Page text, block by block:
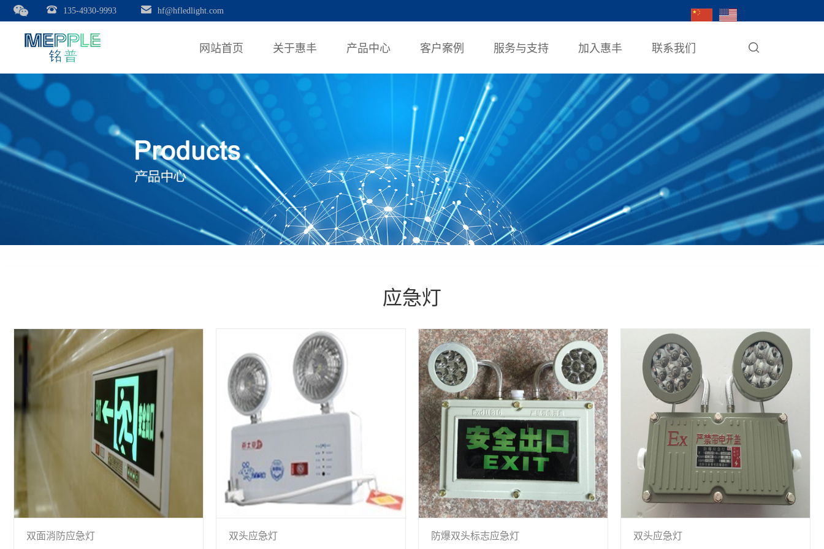
135-4930-9993 hf@hfledlight.com
网站首页 关于惠丰 产品中心 客户案例 服务与支持 加入惠丰 联系我们
应急灯
双面消防应急灯 双头应急灯 防爆双头标志应急灯 双头应急灯